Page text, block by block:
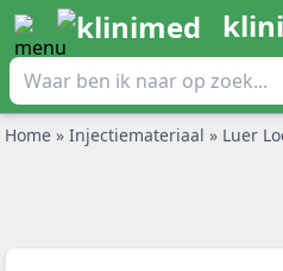
Home » Injectiemateriaal » Luer Lock